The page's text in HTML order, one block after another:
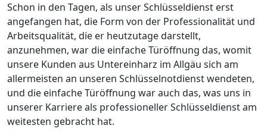
Schon in den Tagen, als unser Schlüsseldienst erst
angefangen hat, die Form von der Professionalität und
Arbeitsqualität, die er heutzutage darstellt,
anzunehmen, war die einfache Türöffnung das, womit
unsere Kunden aus Untereinharz im Allgäu sich am
allermeisten an unseren Schlüsselnotdienst wendeten,
und die einfache Türöffnung war auch das, was uns in
unserer Karriere als professioneller Schlüsseldienst am
weitesten gebracht hat.